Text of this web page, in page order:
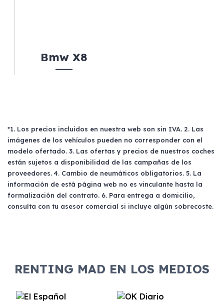
Bmw X8
*1. Los precios incluidos en nuestra web son sin IVA. 2. Las
imágenes de los vehículos pueden no corresponder con el
modelo ofertado. 3. Las ofertas y precios de nuestros coches
están sujetos a disponibilidad de las campañas de los
proveedores. 4. Cambio de neumáticos obligatorios. 5. La
información de está página web no es vinculante hasta la
formalización del contrato. 6. Para entrega a domicilio,
consulta con tu asesor comercial si incluye algún sobrecoste.
RENTING MAD EN LOS MEDIOS